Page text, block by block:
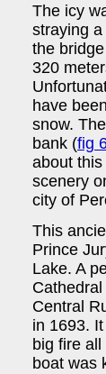
The icy
straying
the
320
have
snow.
bank (fig
about
scenery
city of
This
Prince
Lake. A
Central
in 1693.
big fire
boat was